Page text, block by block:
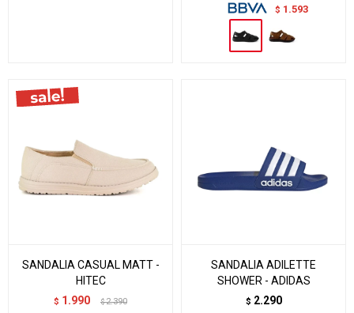
$ 1.593
SANDALIA CASUAL MATT -
HITEC
$ 1.990 $ 2.390
SANDALIA ADILETTE
SHOWER - ADIDAS
$ 2.290